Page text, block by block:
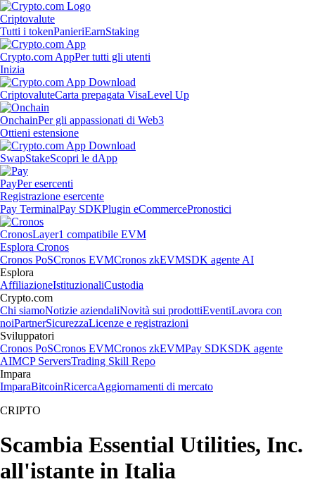
Criptovalute
Tutti i tokenPanieriEarnStaking
Crypto.com AppPer tutti gli utenti
Inizia
CriptovaluteCarta prepagata VisaLevel Up
OnchainPer gli appassionati di Web3
Ottieni estensione
SwapStakeScopri le dApp
PayPer esercenti
Registrazione esercente
Pay TerminalPay SDKPlugin eCommercePronostici
CronosLayer1 compatibile EVM
Esplora Cronos
Cronos PoSCronos EVMCronos zkEVMSDK agente AI
Esplora
AffiliazioneIstituzionaliCustodia
Crypto.com
Chi siamoNotizie aziendaliNovità sui prodottiEventiLavora con
noiPartnerSicurezzaLicenze e registrazioni
Sviluppatori
Cronos PoSCronos EVMCronos zkEVMPay SDKSDK agente
AIMCP ServersTrading Skill Repo
Impara
ImparaBitcoinRicercaAggiornamenti di mercato
CRIPTO
Scambia Essential Utilities, Inc.
all'istante in Italia